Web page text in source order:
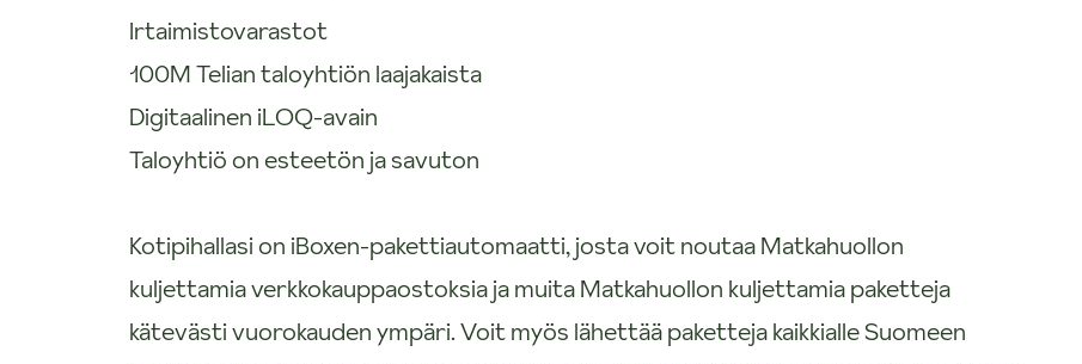
Irtaimistovarastot
100M Telian taloyhtiön laajakaista
Digitaalinen iLOQ-avain
Taloyhtiö on esteetön ja savuton
Kotipihallasi on iBoxen-pakettiautomaatti, josta voit noutaa Matkahuollon
kuljettamia verkkokauppaostoksia ja muita Matkahuollon kuljettamia paketteja
kätevästi vuorokauden ympäri. Voit myös lähettää paketteja kaikkialle Suomeen